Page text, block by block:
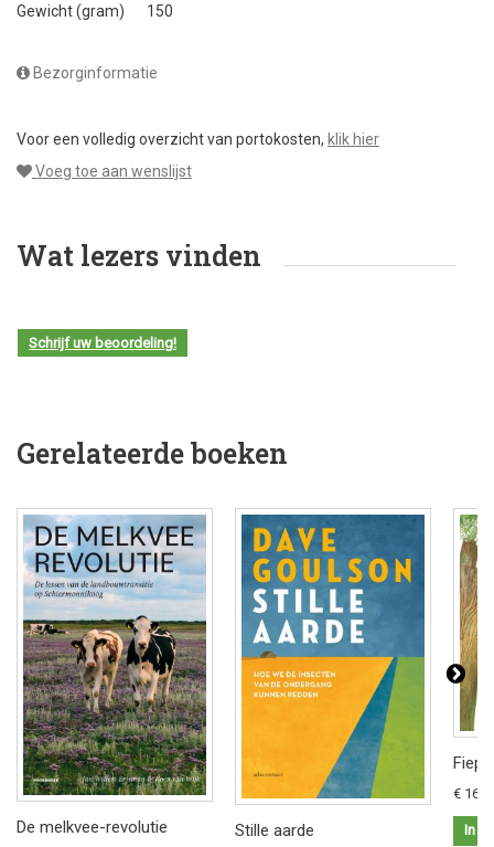
Gewicht (gram) 150
Bezorginformatie
Voor een volledig overzicht van portokosten, klik hier
Voeg toe aan wenslijst
Wat lezers vinden
Schrijf uw beoordeling!
Gerelateerde boeken
De melkvee-revolutie Stille aarde
Fiep
€
In